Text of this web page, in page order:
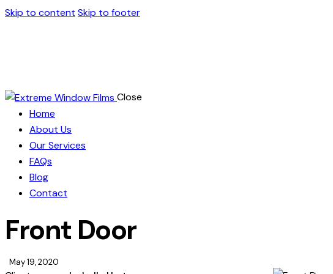
Skip to content Skip to footer
Close
Home
About Us
Our Services
FAQs
Blog
Contact
Front Door
May 19, 2020